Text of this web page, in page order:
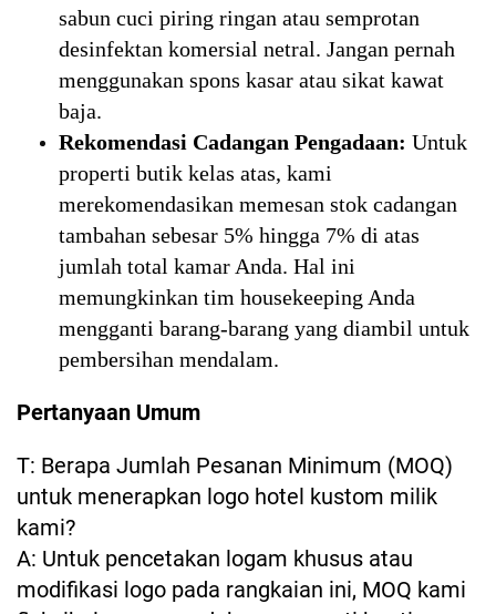
sabun cuci piring ringan atau semprotan
desinfektan komersial netral. Jangan pernah
menggunakan spons kasar atau sikat kawat
baja.
Rekomendasi Cadangan Pengadaan: Untuk
properti butik kelas atas, kami
merekomendasikan memesan stok cadangan
tambahan sebesar 5% hingga 7% di atas
jumlah total kamar Anda. Hal ini
memungkinkan tim housekeeping Anda
mengganti barang-barang yang diambil untuk
pembersihan mendalam.
Pertanyaan Umum
T: Berapa Jumlah Pesanan Minimum (MOQ)
untuk menerapkan logo hotel kustom milik
kami?
A: Untuk pencetakan logam khusus atau
modifikasi logo pada rangkaian ini, MOQ kami